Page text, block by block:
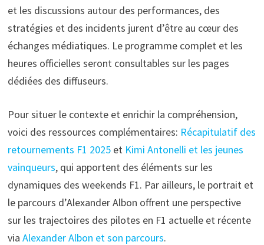
et les discussions autour des performances, des
stratégies et des incidents jurent d’être au cœur des
échanges médiatiques. Le programme complet et les
heures officielles seront consultables sur les pages
dédiées des diffuseurs.
Pour situer le contexte et enrichir la compréhension,
voici des ressources complémentaires: Récapitulatif des
retournements F1 2025et Kimi Antonelli et les jeunes
vainqueurs, qui apportent des éléments sur les
dynamiques des weekends F1. Par ailleurs, le portrait et
le parcours d’Alexander Albon offrent une perspective
sur les trajectoires des pilotes en F1 actuelle et récente
via Alexander Albon et son parcours.